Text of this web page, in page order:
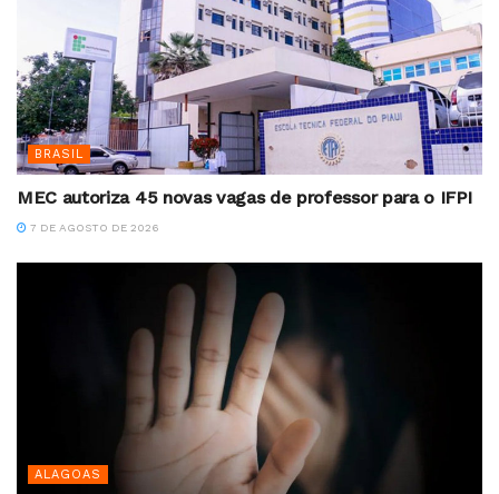
BRASIL
MEC autoriza 45 novas vagas de professor para o IFPI
7 DE AGOSTO DE 2026
ALAGOAS